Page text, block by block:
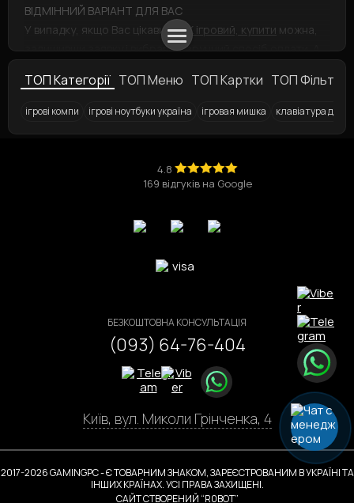
ВІДМІННИЙ ВАРІАНТ ДЛЯ ВАС
У випадку, якщо Вас цікавитьПК ігровий, купити можна,
залишивши заявку і вибравши зручний спосіб оплати. А
скоріше робіть вибір! Ви збираєтесь замовити такий
продукт, як
комп'ютер для ігор? Ми раді допомогти Вам!
ТОП Категорії ТОП Меню ТОП Картки ТОП Фільтри
ігрові компи ігрові ноутбуки україна ігровая мишка
клавіатура для
Ігровий комп'ютер
Ігрові ноутбуки Аксесуари для геймерів Ігрова
Ігрова клавіатура HyperX Alloy MKW100 TTC Red USB RGB Ігровий
Ігрові клавіатури провідні Ігрові монітори 37.5" Ігрові килимки для
4.8
169 відгуків на Google
БЕЗКОШТОВНА КОНСУЛЬТАЦІЯ
(093) 64-76-404
Київ, вул. Миколи Грінченка, 4
2017-2026 GAMINGPC - Є ТОВАРНИМ ЗНАКОМ, ЗАРЕЄСТРОВАНИМ В УКРАЇНІ ТА
ІНШИХ КРАЇНАХ. УСІ ПРАВА ЗАХИЩЕНІ.
САЙТ СТВОРЕНИЙ “R0BOT”